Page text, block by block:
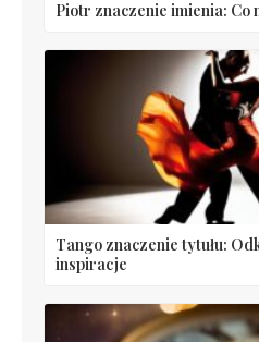
Piotr znaczenie imienia: Co
Tango znaczenie tytułu:
inspiracje